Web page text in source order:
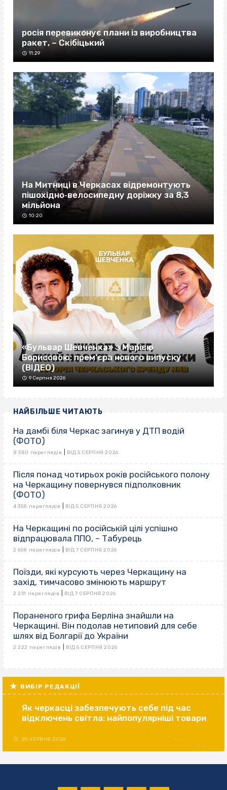
росія перевиконує плани із виробництва
ракет, – Скібіцький
11:29
На Митниці в Черкасах відремонтують
пішохідно‐велосипедну доріжку за 8,3
мільйона
10:20
«Бульвар Шевченка» з Марією
Борисовою: прем’єра нового випуску
(ВІДЕО)
9 Серпня 2026
НАЙБІЛЬШЕ ЧИТАЮТЬ
На дамбі біля Черкас загинув у ДТП водій
(ФОТО)
8 380 переглядів ВІД 5 СЕРПНЯ 2026
Після понад чотирьох років російського полону
на Черкащину повернувся підполковник
(ФОТО)
4 358 переглядів ВІД 5 СЕРПНЯ 2026
На Черкащині по російській цілі успішно
відпрацювала ППО, – Табурець
2 658 переглядів ВІД 7 СЕРПНЯ 2026
Поїзди, які курсують через Черкащину на
захід, тимчасово змінюють маршрут
2 231 переглядів ВІД 7 СЕРПНЯ 2026
Пораненого грифа Берліна знайшли на
Черкащині. Він подолав нетиповий для себе
шлях від Болгарії до України
2 222 переглядів ВІД 5 СЕРПНЯ 2026
ВИБІР РЕДАКЦІЇ
Як черкасці забезпечують себе під час
відключень світла: найпопулярніші товари
29 ЧЕРВНЯ 2026